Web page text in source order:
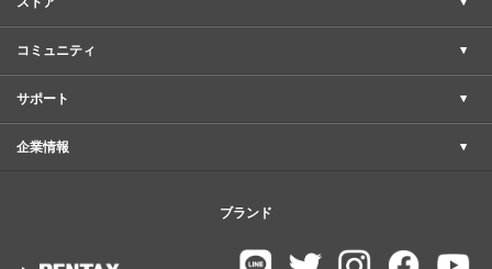
コミュニティ
サポート
企業情報
ブランド